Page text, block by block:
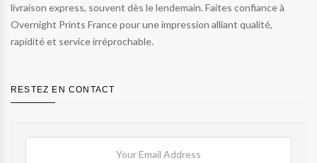
livraison express, souvent dès le lendemain. Faites confiance à
Overnight Prints France pour une impression alliant qualité,
rapidité et service irréprochable.
RESTEZ EN CONTACT